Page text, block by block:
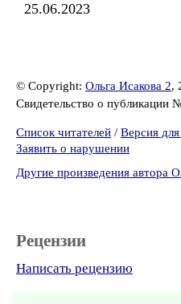
25.06.2023
© Copyright: Ольга Исакова 2,
Свидетельство о публикации
Список читателей / Версия
Заявить о нарушении
Другие произведения автора
Рецензии
Написать рецензию